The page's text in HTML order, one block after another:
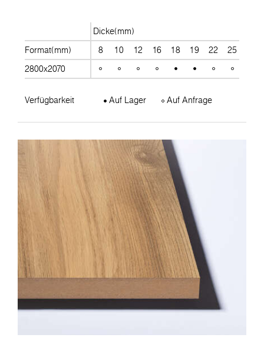
Dicke(mm)
Format(mm)
8 10 12 16 18 19 22 25
2800x2070
Verfügbarkeit Auf Lager Auf Anfrage